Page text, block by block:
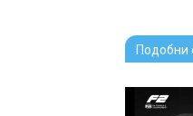
Подобни